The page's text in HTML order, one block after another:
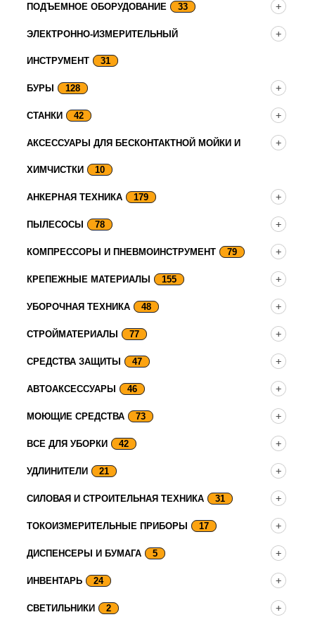
ПОДЪЕМНОЕ ОБОРУДОВАНИЕ 33
ЭЛЕКТРОННО-ИЗМЕРИТЕЛЬНЫЙ
ИНСТРУМЕНТ 31
БУРЫ 128
СТАНКИ 42
АКСЕССУАРЫ ДЛЯ БЕСКОНТАКТНОЙ МОЙКИ И
ХИМЧИСТКИ 10
АНКЕРНАЯ ТЕХНИКА 179
ПЫЛЕСОСЫ 78
КОМПРЕССОРЫ И ПНЕВМОИНСТРУМЕНТ 79
КРЕПЕЖНЫЕ МАТЕРИАЛЫ 155
УБОРОЧНАЯ ТЕХНИКА 48
СТРОЙМАТЕРИАЛЫ 77
СРЕДСТВА ЗАЩИТЫ 47
АВТОАКСЕССУАРЫ 46
МОЮЩИЕ СРЕДСТВА 73
ВСЕ ДЛЯ УБОРКИ 42
УДЛИНИТЕЛИ 21
СИЛОВАЯ И СТРОИТЕЛЬНАЯ ТЕХНИКА 31
ТОКОИЗМЕРИТЕЛЬНЫЕ ПРИБОРЫ 17
ДИСПЕНСЕРЫ И БУМАГА 5
ИНВЕНТАРЬ 24
СВЕТИЛЬНИКИ 2